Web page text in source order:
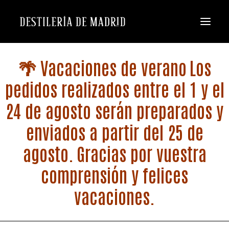
🌴 Vacaciones de verano Los
pedidos realizados entre el 1 y el
24 de agosto serán preparados y
enviados a partir del 25 de
agosto. Gracias por vuestra
comprensión y felices
vacaciones.